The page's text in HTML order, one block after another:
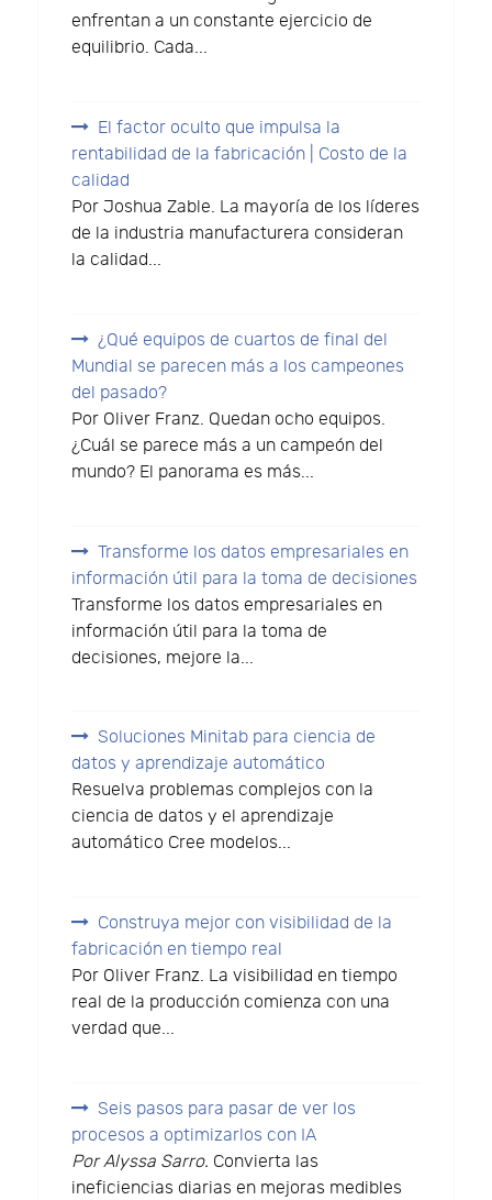
enfrentan a un constante ejercicio de
equilibrio. Cada...
El factor oculto que impulsa la
rentabilidad de la fabricación | Costo de la
calidad
Por Joshua Zable. La mayoría de los líderes
de la industria manufacturera consideran
la calidad...
¿Qué equipos de cuartos de final del
Mundial se parecen más a los campeones
del pasado?
Por Oliver Franz. Quedan ocho equipos.
¿Cuál se parece más a un campeón del
mundo? El panorama es más...
Transforme los datos empresariales en
información útil para la toma de decisiones
Transforme los datos empresariales en
información útil para la toma de
decisiones, mejore la...
Soluciones Minitab para ciencia de
datos y aprendizaje automático
Resuelva problemas complejos con la
ciencia de datos y el aprendizaje
automático Cree modelos...
Construya mejor con visibilidad de la
fabricación en tiempo real
Por Oliver Franz. La visibilidad en tiempo
real de la producción comienza con una
verdad que...
Seis pasos para pasar de ver los
procesos a optimizarlos con IA
Por Alyssa Sarro. Convierta las
ineficiencias diarias en mejoras medibles